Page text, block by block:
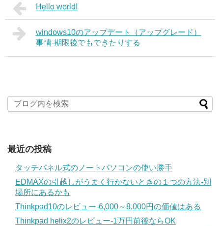
Hello world!
windows10のアップデート（アップグレード）
事情‐期限後でもできたりする
最近の投稿
タッチパネル式のノートパソコンの使い勝手
EDMAXの引越しがうまく行かないときの１つの方法‐別
場所にあるかも
Thinkpad10のレビュー‐6,000～8,000円の価値はある
Thinkpad helix2のレビュー‐1万円前後ならOK